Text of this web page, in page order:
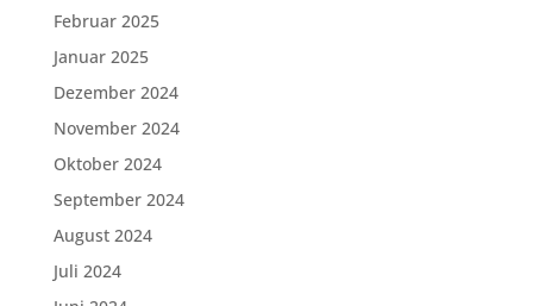
Februar 2025
Januar 2025
Dezember 2024
November 2024
Oktober 2024
September 2024
August 2024
Juli 2024